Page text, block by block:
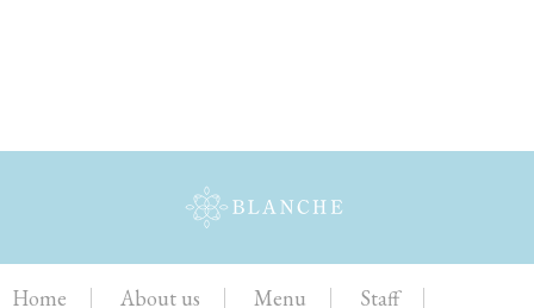
Home About us Menu Staff